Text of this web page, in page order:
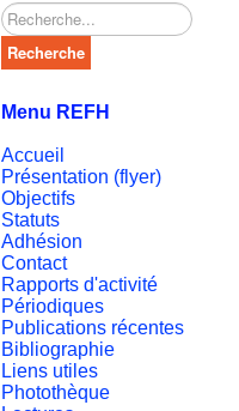
Rechercher
Recherche
Menu REFH
Accueil
Présentation (flyer)
Objectifs
Statuts
Adhésion
Contact
Rapports d'activité
Périodiques
Publications récentes
Bibliographie
Liens utiles
Photothèque